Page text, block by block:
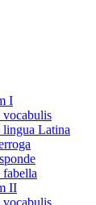
I
vocabulis
lingua Latina
fabella
II
vocabulis